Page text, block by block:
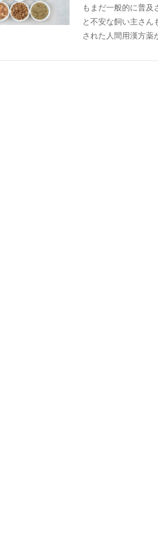
もまだ一般的に普及
と不安な飼い主さん
された人間用漢方薬